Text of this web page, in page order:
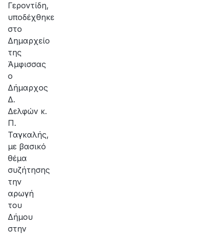
Γεροντίδη,
υποδέχθηκε
στο
Δημαρχείο
της
Άμφισσας
ο
Δήμαρχος
Δ.
Δελφών κ.
Π.
Ταγκαλής,
με βασικό
θέμα
συζήτησης
την
αρωγή
του
Δήμου
στην